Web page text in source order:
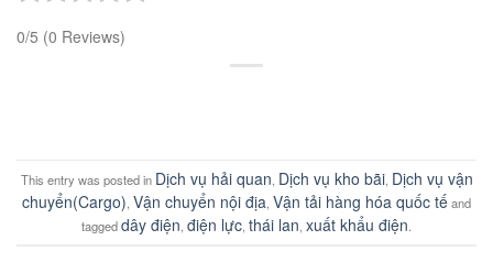
0/5 (0 Reviews)
This entry was posted in Dịch vụ hải quan Dịch vụ kho bãi, Dịch vụ vận
chuyển(Cargo) Vận chuyển nội địa Vận tải hàng hóa quốc tếand
taggeddây điện điện lực thái lan xuất khẩu điện